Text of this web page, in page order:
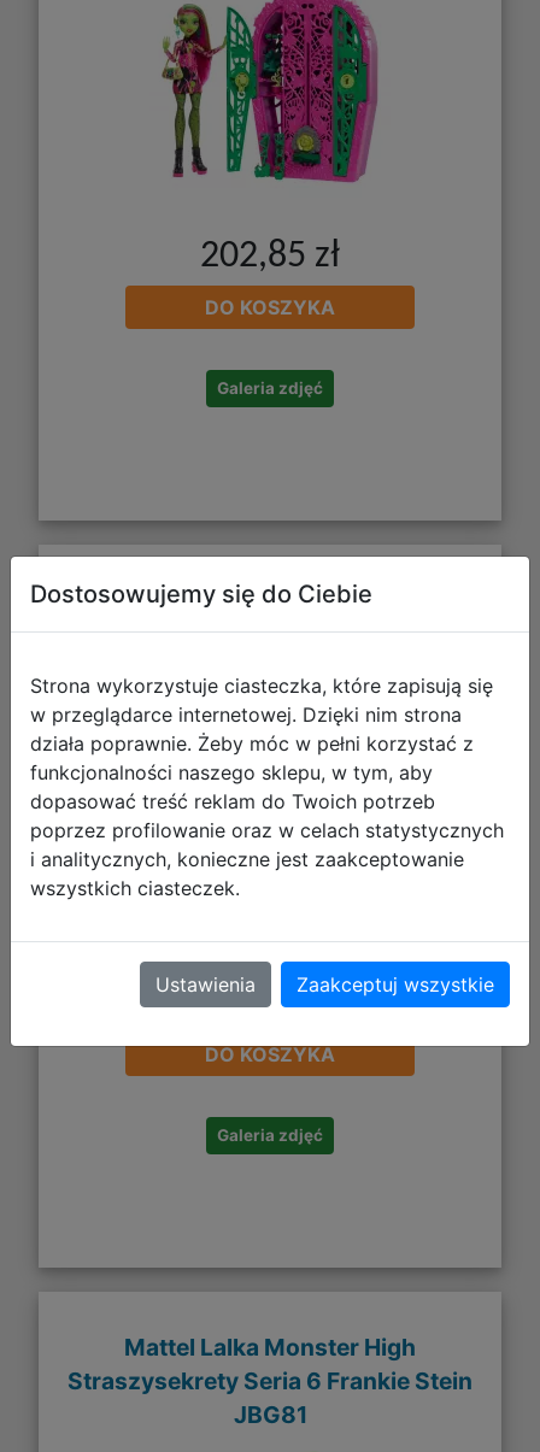
202,85 zł
DO KOSZYKA
Galeria zdjęć
Mattel Lalka Monster High
Straszysekrety Seria 6 Catty Noir
202,85 zł
DO KOSZYKA
Galeria zdjęć
Mattel Lalka Monster High
Straszysekrety Seria 6 Frankie Stein
JBG81
Dostosowujemy się do Ciebie
Strona wykorzystuje ciasteczka, które zapisują się
w przeglądarce internetowej. Dzięki nim strona
działa poprawnie. Żeby móc w pełni korzystać z
funkcjonalności naszego sklepu, w tym, aby
dopasować treść reklam do Twoich potrzeb
poprzez profilowanie oraz w celach statystycznych
i analitycznych, konieczne jest zaakceptowanie
wszystkich ciasteczek.
Ustawienia Zaakceptuj wszystkie